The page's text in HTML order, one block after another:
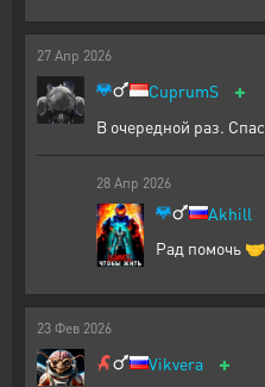
27 Апр 2026
CuprumS +
В очередной раз.
28 Апр 2026
Akhill
Рад помочь 🤝
23 Фев 2026
Vikvera +